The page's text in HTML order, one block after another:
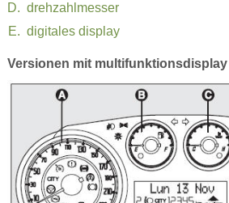
drehzahlmesser
digitales display
Versionen mit multifunktionsdisplay